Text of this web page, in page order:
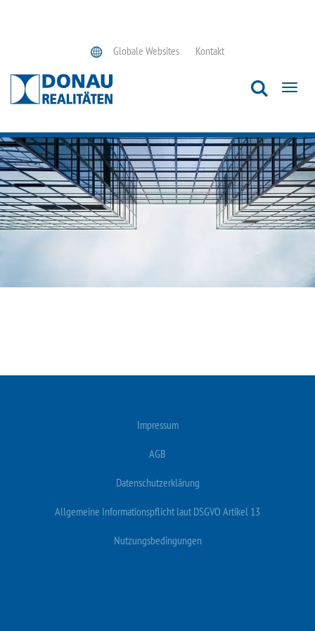
Globale Websites Kontakt
Impressum
AGB
Datenschutzerklärung
Allgemeine Informationspflicht laut DSGVO Artikel 13
Nutzungsbedingungen